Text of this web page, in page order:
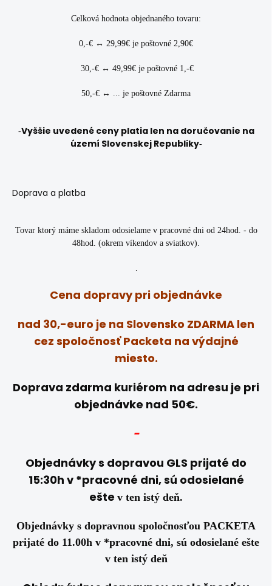
Celková hodnota objednaného tovaru:
0,-€ ↔ 29,99€ je poštovné 2,90€
30,-€ ↔ 49,99€ je poštovné 1,-€
50,-€ ↔ ... je poštovné Zdarma
-Vyššie uvedené ceny platia len na doručovanie na
území Slovenskej Republiky-
Doprava a platba
Tovar ktorý máme skladom odosielame v pracovné dni od 24hod. - do
48hod. (okrem víkendov a sviatkov).
.
Cena dopravy pri objednávke
nad 30,-euro je na Slovensko ZDARMA len
cez spoločnosť Packeta na výdajné
miesto.
Doprava zdarma kuriérom na adresu je pri
objednávke nad 50€.
-
Objednávky s dopravou GLS prijaté do
15:30h v *pracovné dni, sú odosielané
ešte v ten istý deň.
Objednávky s dopravnou spoločnosťou PACKETA
prijaté do 11.00h v *pracovné dni, sú odosielané ešte
v ten istý deň